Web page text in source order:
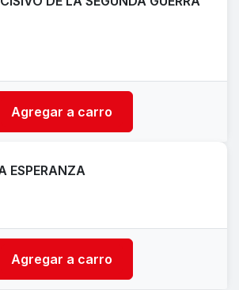
Agregar a carro
ESPERANZA
Agregar a carro